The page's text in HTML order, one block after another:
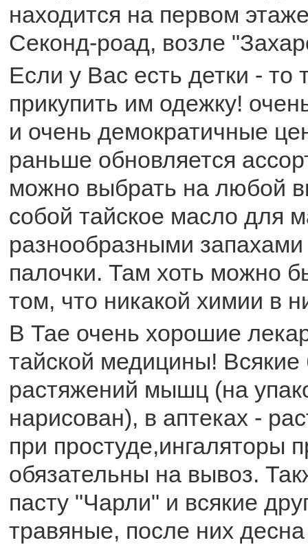
находится на первом
Секонд-роад, возле
Если у Вас есть детки - то
прикупить им одежку!
и очень демократичные
раньше обновляется
можно выбрать на любой
собой тайское масло для
разнообразными
палочки. Там хоть можно
том, что никакой химии в
В Тае очень хорошие
тайской медицины!
растяжений мышц (на
нарисован), в аптеках -
при простуде,ингаляторы
обязательны на вывоз.
пасту "Чарли" и всякие
травяные, после них